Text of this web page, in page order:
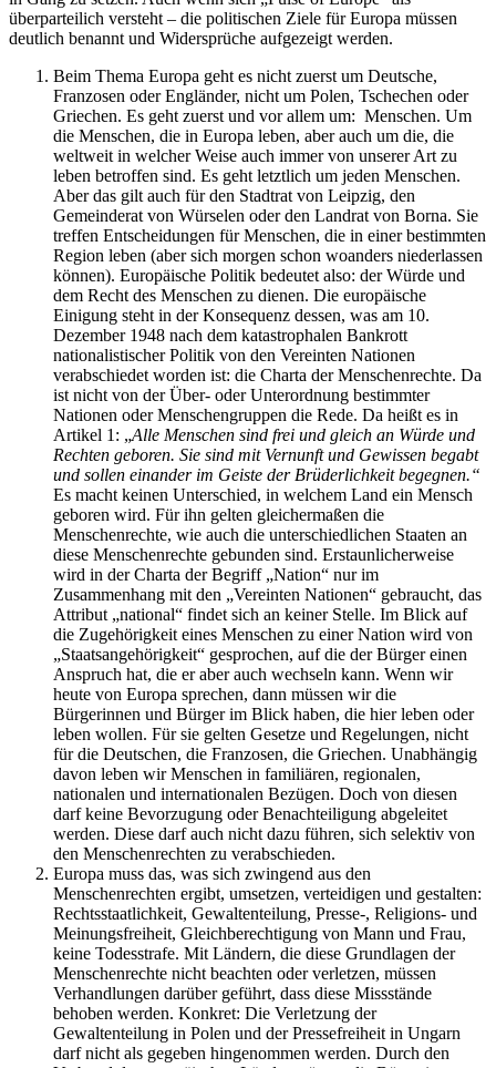
überparteilich versteht – die politischen Ziele für Europa müssen
deutlich benannt und Widersprüche aufgezeigt werden.
Beim Thema Europa geht es nicht zuerst um Deutsche,
Franzosen oder Engländer, nicht um Polen, Tschechen oder
Griechen. Es geht zuerst und vor allem um: Menschen. Um
die Menschen, die in Europa leben, aber auch um die, die
weltweit in welcher Weise auch immer von unserer Art zu
leben betroffen sind. Es geht letztlich um jeden Menschen.
Aber das gilt auch für den Stadtrat von Leipzig, den
Gemeinderat von Würselen oder den Landrat von Borna. Sie
treffen Entscheidungen für Menschen, die in einer bestimmten
Region leben (aber sich morgen schon woanders niederlassen
können). Europäische Politik bedeutet also: der Würde und
dem Recht des Menschen zu dienen. Die europäische
Einigung steht in der Konsequenz dessen, was am 10.
Dezember 1948 nach dem katastrophalen Bankrott
nationalistischer Politik von den Vereinten Nationen
verabschiedet worden ist: die Charta der Menschenrechte. Da
ist nicht von der Über- oder Unterordnung bestimmter
Nationen oder Menschengruppen die Rede. Da heißt es in
Artikel 1: „Alle Menschen sind frei und gleich an Würde und
Rechten geboren. Sie sind mit Vernunft und Gewissen begabt
und sollen einander im Geiste der Brüderlichkeit begegnen.“
Es macht keinen Unterschied, in welchem Land ein Mensch
geboren wird. Für ihn gelten gleichermaßen die
Menschenrechte, wie auch die unterschiedlichen Staaten an
diese Menschenrechte gebunden sind. Erstaunlicherweise
wird in der Charta der Begriff „Nation“ nur im
Zusammenhang mit den „Vereinten Nationen“ gebraucht, das
Attribut „national“ findet sich an keiner Stelle. Im Blick auf
die Zugehörigkeit eines Menschen zu einer Nation wird von
„Staatsangehörigkeit“ gesprochen, auf die der Bürger einen
Anspruch hat, die er aber auch wechseln kann. Wenn wir
heute von Europa sprechen, dann müssen wir die
Bürgerinnen und Bürger im Blick haben, die hier leben oder
leben wollen. Für sie gelten Gesetze und Regelungen, nicht
für die Deutschen, die Franzosen, die Griechen. Unabhängig
davon leben wir Menschen in familiären, regionalen,
nationalen und internationalen Bezügen. Doch von diesen
darf keine Bevorzugung oder Benachteiligung abgeleitet
werden. Diese darf auch nicht dazu führen, sich selektiv von
den Menschenrechten zu verabschieden.
Europa muss das, was sich zwingend aus den
Menschenrechten ergibt, umsetzen, verteidigen und gestalten:
Rechtsstaatlichkeit, Gewaltenteilung, Presse-, Religions- und
Meinungsfreiheit, Gleichberechtigung von Mann und Frau,
keine Todesstrafe. Mit Ländern, die diese Grundlagen der
Menschenrechte nicht beachten oder verletzen, müssen
Verhandlungen darüber geführt, dass diese Missstände
behoben werden. Konkret: Die Verletzung der
Gewaltenteilung in Polen und der Pressefreiheit in Ungarn
darf nicht als gegeben hingenommen werden. Durch den